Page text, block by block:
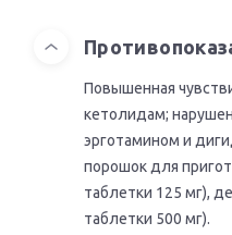
Повышенная
кетолидам;
эрготамином и
порошок для
таблетки 125 мг),
таблетки 500 мг).